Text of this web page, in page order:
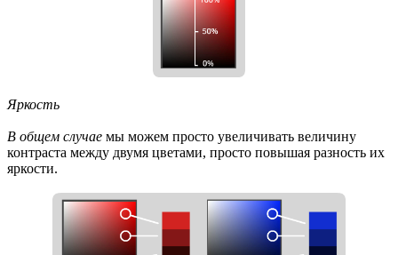
Яркость
В общем случае мы можем просто увеличивать величину
контраста между двумя цветами, просто повышая разность их
яркости.